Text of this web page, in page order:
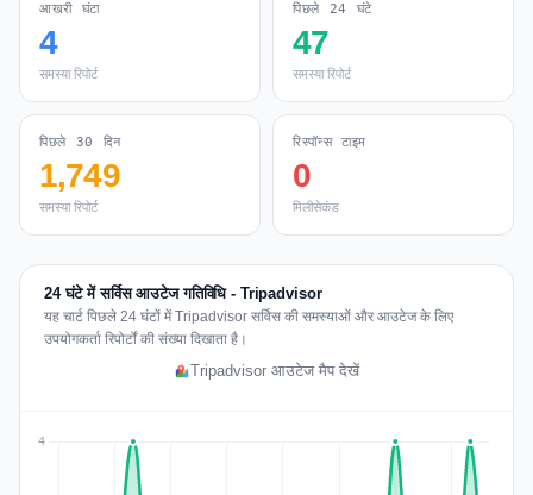
आखरी घंटा
4
समस्या रिपोर्ट
पिछले 24 घंटे
47
समस्या रिपोर्ट
पिछले 30 दिन
1,749
समस्या रिपोर्ट
रिस्पॉन्स टाइम
0
मिलीसेकंड
24 घंटे में सर्विस आउटेज गतिविधि - Tripadvisor
यह चार्ट पिछले 24 घंटों में Tripadvisor सर्विस की समस्याओं और आउटेज के लिए
उपयोगकर्ता रिपोर्टों की संख्या दिखाता है।
Tripadvisor आउटेज मैप देखें